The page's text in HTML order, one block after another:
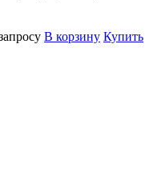
В корзину Купить